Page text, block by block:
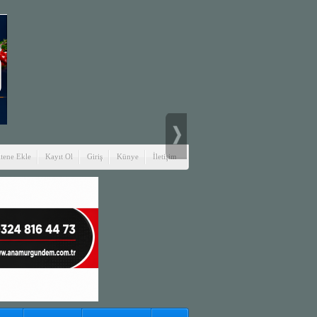
Ekle Kayıt Ol Giriş Künye İletişim